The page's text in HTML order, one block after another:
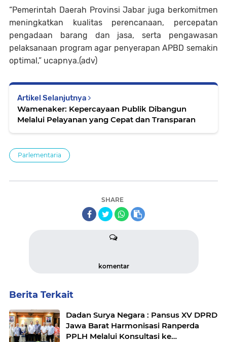
“Pemerintah Daerah Provinsi Jabar juga berkomitmen
meningkatkan kualitas perencanaan, percepatan
pengadaan barang dan jasa, serta pengawasan
pelaksanaan program agar penyerapan APBD semakin
optimal,” ucapnya.(adv)
Artikel Selanjutnya
Wamenaker: Kepercayaan Publik Dibangun
Melalui Pelayanan yang Cepat dan Transparan
Parlementaria
SHARE
komentar
Berita Terkait
Dadan Surya Negara : Pansus XV DPRD
Jawa Barat Harmonisasi Ranperda
PPLH Melalui Konsultasi ke